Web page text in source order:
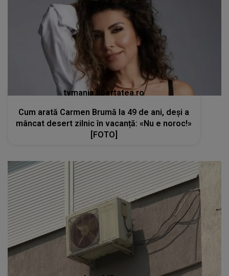
tvmania.libertatea.ro
Cum arată Carmen Brumă la 49 de ani, deși a
mâncat desert zilnic în vacanță: «Nu e noroc!»
[FOTO]